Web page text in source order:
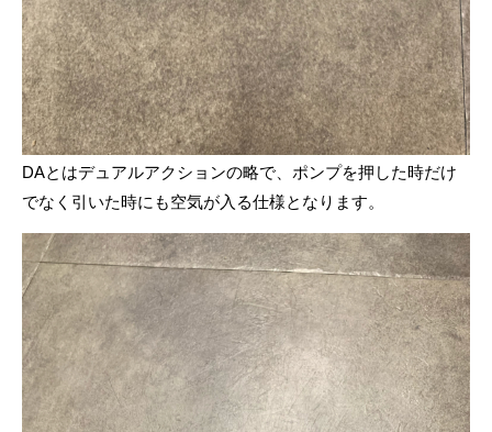
DAとはデュアルアクションの略で、ポンプを押した時だけ
でなく引いた時にも空気が入る仕様となります。